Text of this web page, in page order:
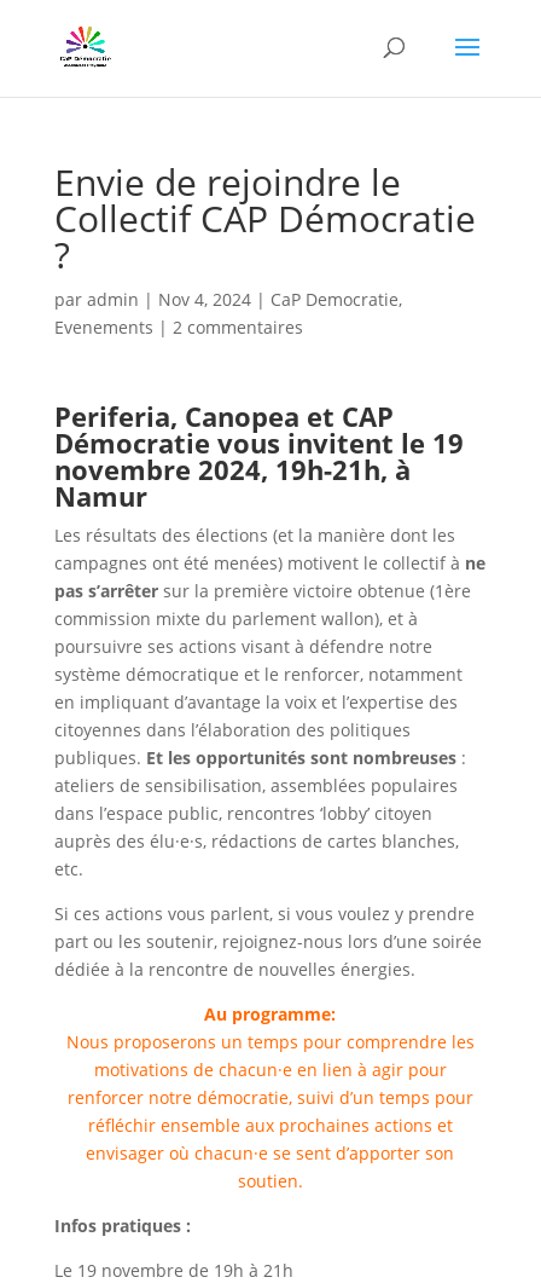
Envie de rejoindre le
Collectif CAP Démocratie
?
par admin | Nov 4, 2024| CaP Democratie,
Evenements | 2 commentaires
Periferia, Canopea et CAP
Démocratie vous invitent le 19
novembre 2024, 19h-21h, à
Namur
Les résultats des élections (et la manière dont les
campagnes ont été menées) motivent le collectif à ne
pas s’arrêter sur la première victoire obtenue (1ère
commission mixte du parlement wallon), et à
poursuivre ses actions visant à défendre notre
système démocratique et le renforcer, notamment
en impliquant d’avantage la voix et l’expertise des
citoyennes dans l’élaboration des politiques
publiques. Et les opportunités sont nombreuses:
ateliers de sensibilisation, assemblées populaires
dans l’espace public, rencontres ‘lobby’ citoyen
auprès des élu·e·s, rédactions de cartes blanches,
etc.
Si ces actions vous parlent, si vous voulez y prendre
part ou les soutenir, rejoignez-nous lors d’une soirée
dédiée à la rencontre de nouvelles énergies.
Au programme:
Nous proposerons un temps pour comprendre les
motivations de chacun·e en lien à agir pour
renforcer notre démocratie, suivi d’un temps pour
réfléchir ensemble aux prochaines actions et
envisager où chacun·e se sent d’apporter son
soutien.
Infos pratiques :
Le 19 novembre de 19h à 21h